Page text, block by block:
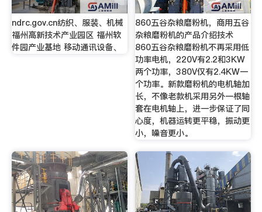
ndrc.gov.cn纺织、服装、机械
福州高新技术产业园区 福州软
件园产业基地 移动通讯设备、
860五谷杂粮磨粉机，商用五谷
杂粮磨粉机的产品介绍技术
860五谷杂粮磨粉机不再采用低
功率电机，220V有2.2和3KW
两个功率，380V仅有2.4KW一
个功率。新款磨粉机的电机轴加
长，不像老款机采用另外一根轴
套在电机轴上，进一步保证了同
心度，机器运转更平稳，振动更
小，噪音更小。